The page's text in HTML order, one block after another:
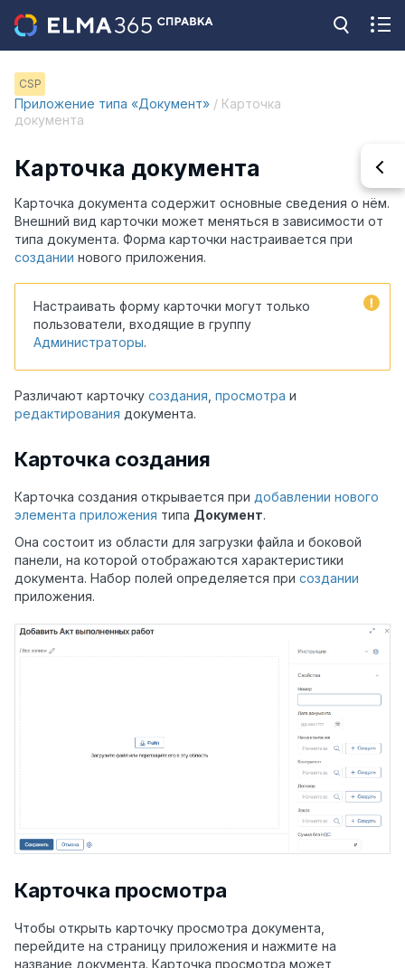
CSP
Приложение типа «Документ» / Карточка
документа
Карточка документа
Карточка документа содержит основные сведения о нём.
Внешний вид карточки может меняться в зависимости от
типа документа. Форма карточки настраивается при
создании нового приложения.
Настраивать форму карточки могут только
пользователи, входящие в группу
Администраторы.
Различают карточку создания просмотра и
редактирования документа.
Карточка создания
Карточка создания открывается при добавлении нового
элемента приложения типа Документ.
Она состоит из области для загрузки файла и боковой
панели, на которой отображаются характеристики
документа. Набор полей определяется при создании
приложения.
Карточка просмотра
Чтобы открыть карточку просмотра документа,
перейдите на страницу приложения и нажмите на
название документа. Карточка просмотра может